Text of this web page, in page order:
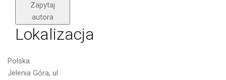
Zapytaj
autora
Lokalizacja
Polska
Jelenia Góra, ul.